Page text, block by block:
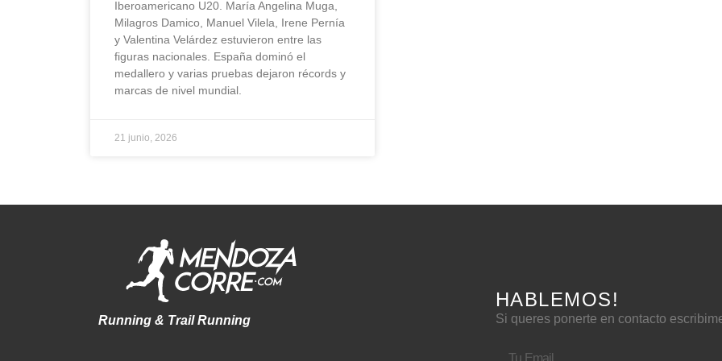
Iberoamericano U20. María Angelina Muga,
Milagros Damico, Manuel Vilela, Irene Pernía
y Valentina Velárdez estuvieron entre las
figuras nacionales. España dominó el
medallero y varias pruebas dejaron récords y
marcas de nivel mundial.
21 junio, 2026
Running & Trail Running
HABLEMOS!
Si queres ponerte en contacto